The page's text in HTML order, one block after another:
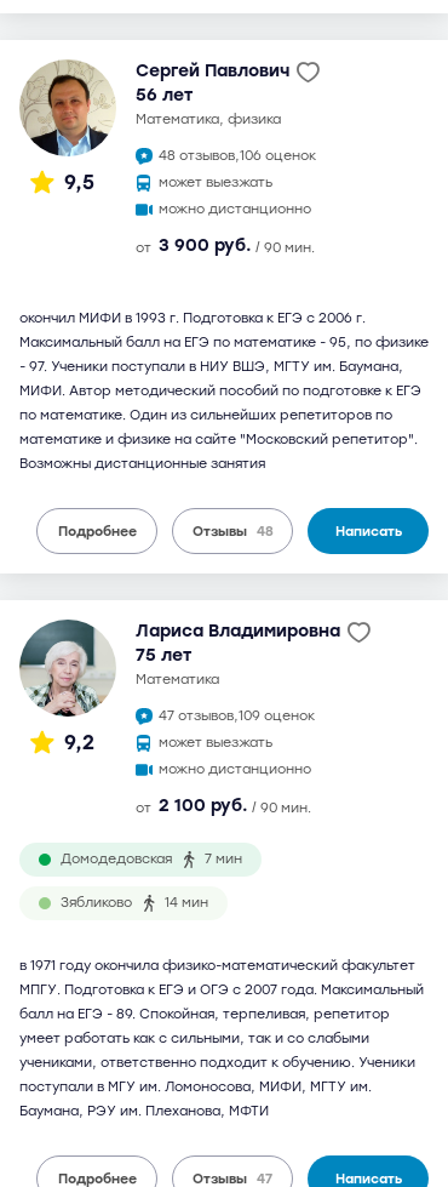
9,5
Сергей Павлович
56 лет
математика, физика
48 отзывов,106 оценок
может выезжать
можно дистанционно
от 3 900 руб. / 90 мин.
окончил МИФИ в 1993 г. Подготовка к ЕГЭ с 2006 г.
Максимальный балл на ЕГЭ по математике - 95, по физике
- 97. Ученики поступали в НИУ ВШЭ, МГТУ им. Баумана,
МИФИ. Автор методический пособий по подготовке к ЕГЭ
по математике. Один из сильнейших репетиторов по
математике и физике на сайте "Московский репетитор".
Возможны дистанционные занятия
Подробнее Отзывы 48 Написать
9,2
Лариса Владимировна
75 лет
математика
47 отзывов,109 оценок
может выезжать
можно дистанционно
от 2 100 руб. / 90 мин.
Домодедовская 7 мин
Зябликово 14 мин
в 1971 году окончила физико-математический факультет
МПГУ. Подготовка к ЕГЭ и ОГЭ с 2007 года. Максимальный
балл на ЕГЭ - 89. Спокойная, терпеливая, репетитор
умеет работать как с сильными, так и со слабыми
учениками, ответственно подходит к обучению. Ученики
поступали в МГУ им. Ломоносова, МИФИ, МГТУ им.
Баумана, РЭУ им. Плеханова, МФТИ
Подробнее Отзывы 47 Написать